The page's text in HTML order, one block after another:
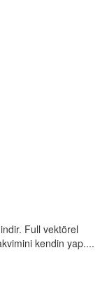
Full vektörel
kendin yap....